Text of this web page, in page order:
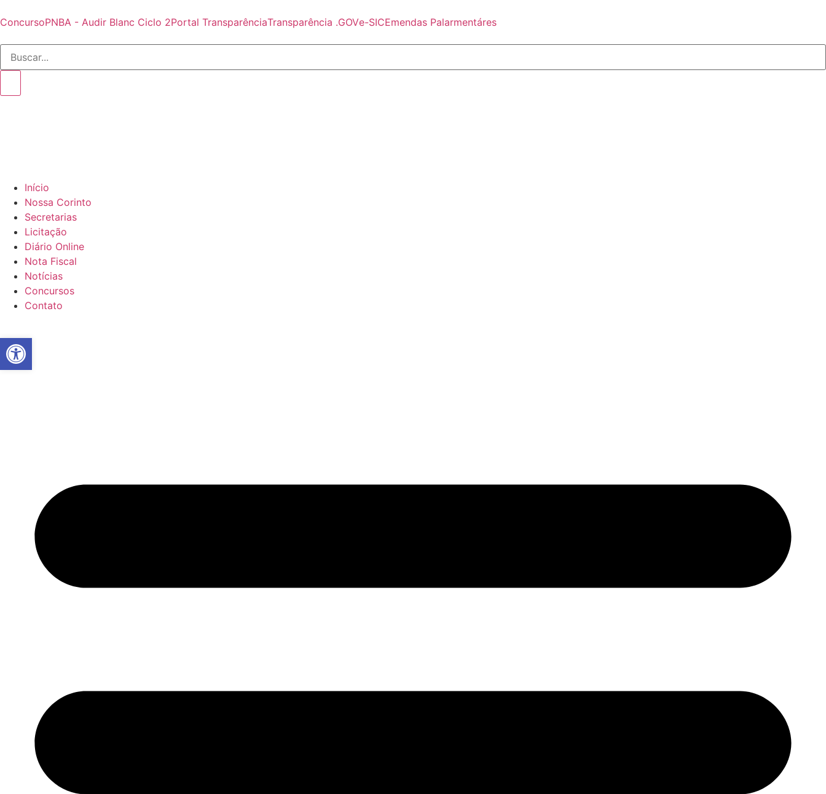
ConcursoPNBA - Audir Blanc Ciclo 2Portal TransparênciaTransparência .GOVe-SICEmendas Palarmentáres
Início
Nossa Corinto
Secretarias
Licitação
Diário Online
Nota Fiscal
Notícias
Concursos
Contato
Abrir a barra de ferramentas